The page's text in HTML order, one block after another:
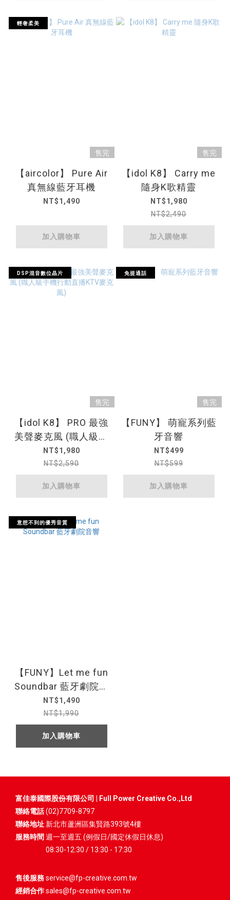
輕奢柔美
售完
【aircolor】 Pure Air
真無線藍牙耳機
NT$1,490
加入購物車
售完
【idol K8】 Carry me
隨身K歌精靈
NT$1,980
NT$2,490
加入購物車
DSP混音數位晶片
售完
【idol K8】 PRO 最強
美聲麥克風 (職人級手
機行動直播KTV麥克
風)
NT$1,980
NT$2,590
加入購物車
免提通話
售完
【FUNY】 萌寵系列藍
牙音響
NT$499
NT$599
加入購物車
意想不到的優秀音質
【FUNY】Let me fun
Soundbar 藍牙劇院音
響
NT$1,490
NT$1,990
加入購物車
富佳泰國際股份有限公司 | Full Power Creative Co.,Ltd
聯絡電話(02)7709-8797
聯絡地址 新北市蘆洲區集賢路393號4樓
服務時間 週一至週五 (例假日/國定休假日休息)
08:30-12:30 / 13:30 - 17:30
售後服務service@fp-creative.com.tw
經銷合作sales@fp-creative.com.tw